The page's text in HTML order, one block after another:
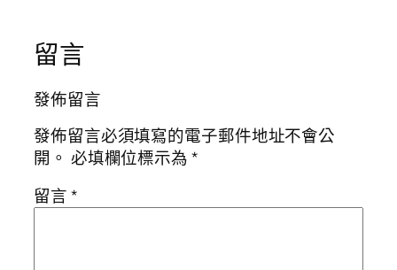
留言
發佈留言
發佈留言必須填寫的電子郵件地址不會公
開。 必填欄位標示為*
留言*